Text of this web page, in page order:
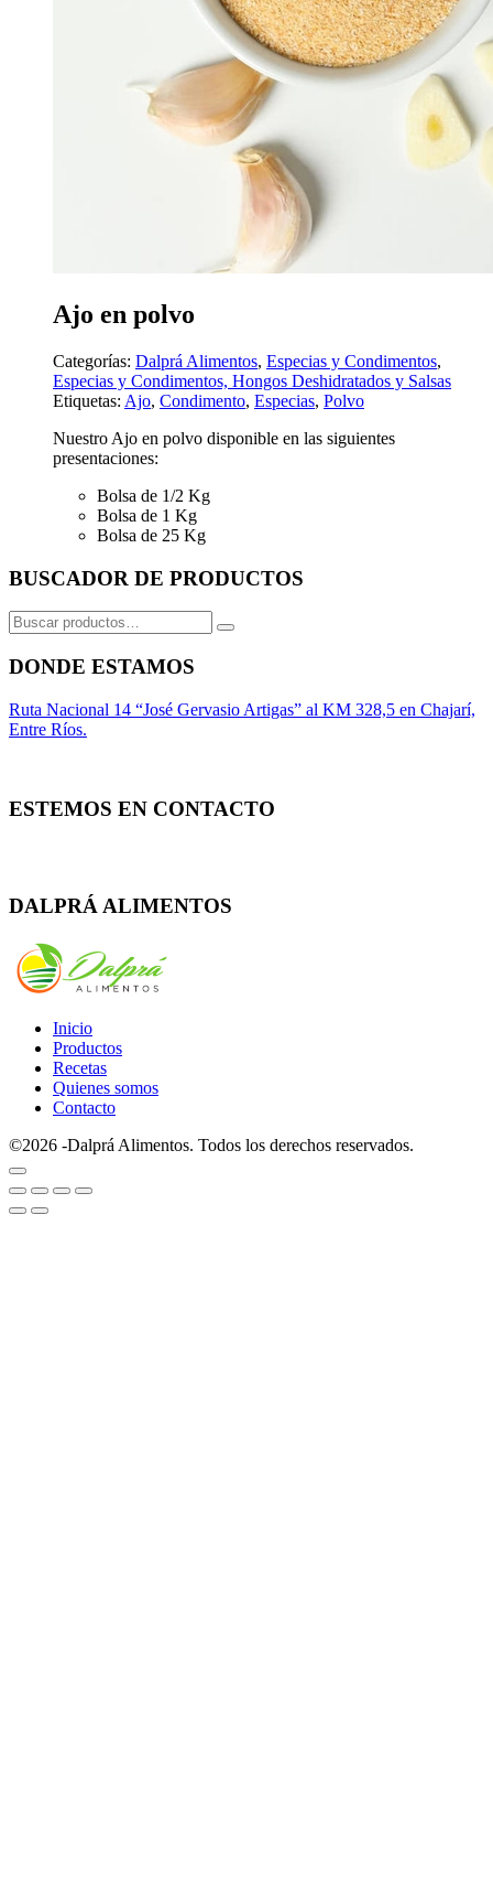
Ajo en polvo
Categorías: Dalprá Alimentos, Especias y Condimentos,
Especias y Condimentos, Hongos Deshidratados y Salsas
Etiquetas: Ajo, Condimento, Especias, Polvo
Nuestro Ajo en polvo disponible en las siguientes
presentaciones:
Bolsa de 1/2 Kg
Bolsa de 1 Kg
Bolsa de 25 Kg
BUSCADOR DE PRODUCTOS
Buscar
por:
DONDE ESTAMOS
Ruta Nacional 14 “José Gervasio Artigas” al KM 328,5 en Chajarí,
Entre Ríos.
ESTEMOS EN CONTACTO
DALPRÁ ALIMENTOS
Inicio
Productos
Recetas
Quienes somos
Contacto
©2026 -Dalprá Alimentos. Todos los derechos reservados.